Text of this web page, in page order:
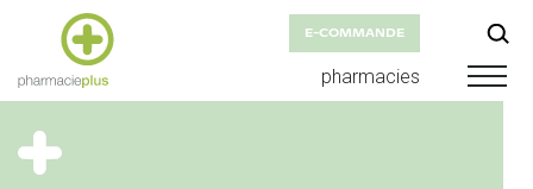
E-COMMANDE
pharmacies